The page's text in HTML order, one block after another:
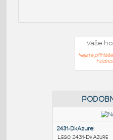
Vaše
Nejste